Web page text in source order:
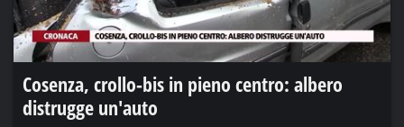
Cosenza, crollo-bis in pieno centro: albero
distrugge un'auto